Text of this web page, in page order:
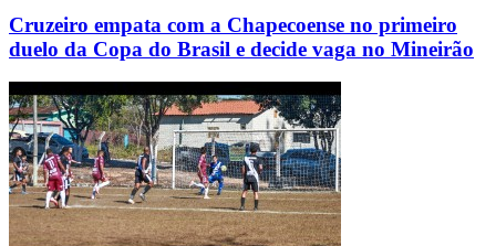
Cruzeiro empata com a Chapecoense no primeiro
duelo da Copa do Brasil e decide vaga no Mineirão